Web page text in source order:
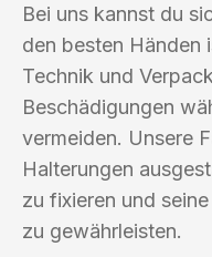
Bei uns kannst du
den besten Händen
Technik und
Beschädigungen
vermeiden. Unsere
Halterungen
zu fixieren und
zu gewährleisten.